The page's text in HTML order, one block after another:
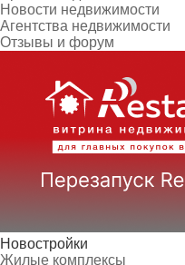
Новости недвижимости
Агентства недвижимости
Отзывы и форум
Новостройки
Жилые комплексы